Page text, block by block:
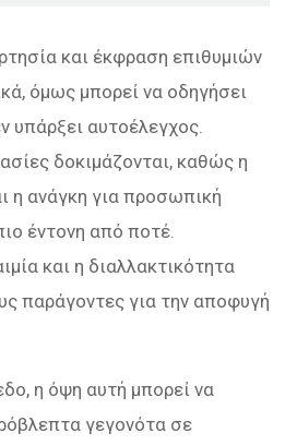
και έκφραση επιθυμιών
όμως μπορεί να οδηγήσει
υπάρξει αυτοέλεγχος.
δοκιμάζονται, καθώς η
η ανάγκη για προσωπική
έντονη από ποτέ.
και η διαλλακτικότητα
παράγοντες για την αποφυγή
η όψη αυτή μπορεί να
γεγονότα σε